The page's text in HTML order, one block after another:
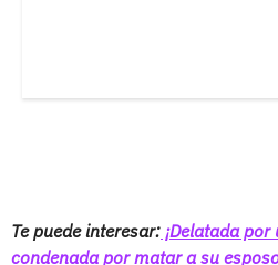
Te puede interesar: ¡Delatada por
condenada por matar a su